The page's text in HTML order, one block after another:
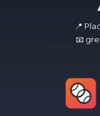
📍
📧